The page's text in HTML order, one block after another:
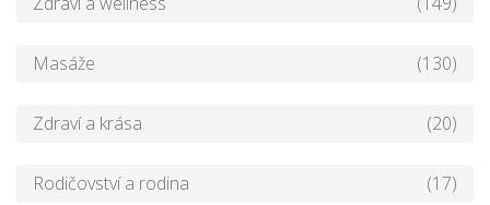
Masáže (130)
Zdraví a krása (20)
Rodičovství a rodina (17)